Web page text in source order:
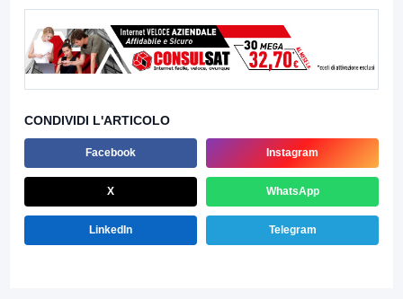
CONDIVIDI L'ARTICOLO
Facebook Instagram
X WhatsApp
LinkedIn Telegram